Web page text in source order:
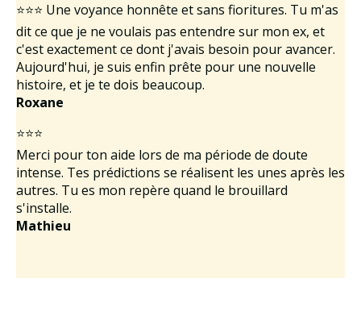
⭐⭐⭐ Une voyance honnête et sans fioritures. Tu m'as
dit ce que je ne voulais pas entendre sur mon ex, et
c'est exactement ce dont j'avais besoin pour avancer.
Aujourd'hui, je suis enfin prête pour une nouvelle
histoire, et je te dois beaucoup.
Roxane
⭐⭐⭐
Merci pour ton aide lors de ma période de doute
intense. Tes prédictions se réalisent les unes après les
autres. Tu es mon repère quand le brouillard
s'installe.
Mathieu